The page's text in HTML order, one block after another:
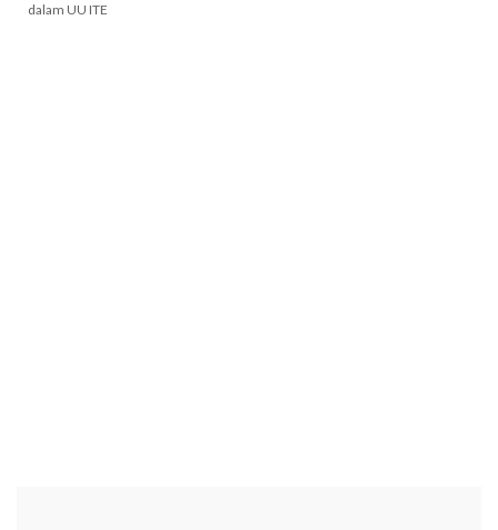
dalam UU ITE